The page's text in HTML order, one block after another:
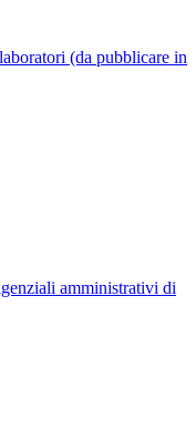
(da pubblicare in
amministrativi di